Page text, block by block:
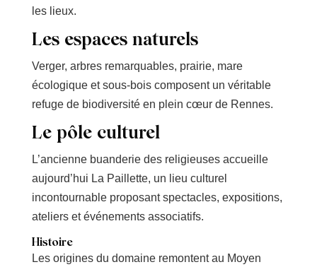
les lieux.
Les espaces naturels
Verger, arbres remarquables, prairie, mare
écologique et sous-bois composent un véritable
refuge de biodiversité en plein cœur de Rennes.
Le pôle culturel
L’ancienne buanderie des religieuses accueille
aujourd’hui La Paillette, un lieu culturel
incontournable proposant spectacles, expositions,
ateliers et événements associatifs.
Histoire
Les origines du domaine remontent au Moyen